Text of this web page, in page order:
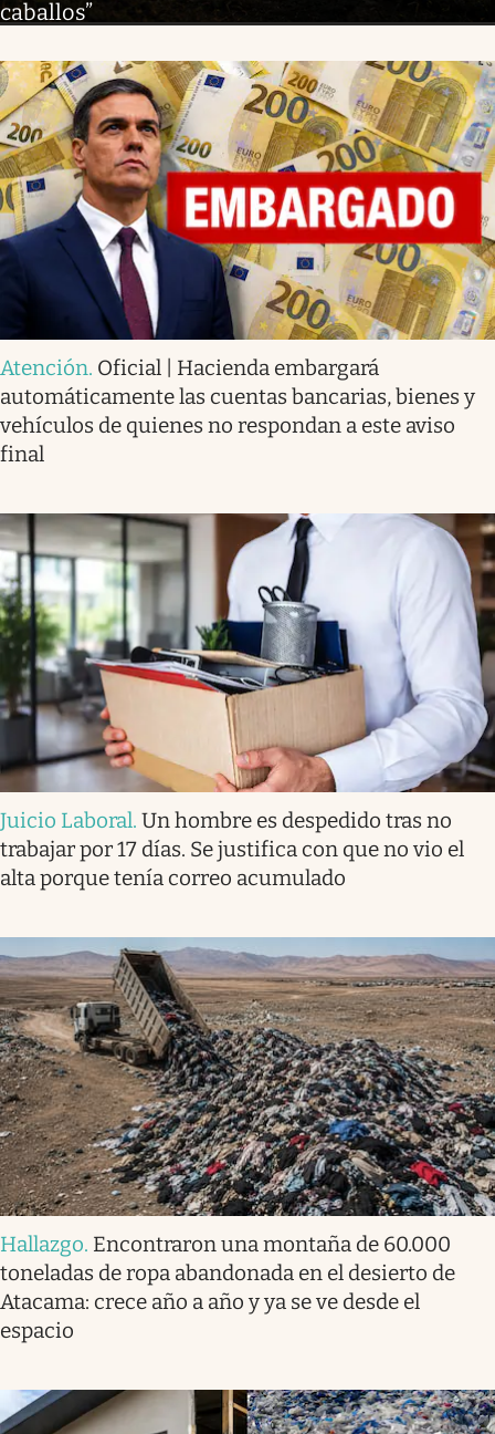
caballos”
Atención. Oficial | Hacienda embargará
automáticamente las cuentas bancarias, bienes y
vehículos de quienes no respondan a este aviso
final
Juicio Laboral. Un hombre es despedido tras no
trabajar por 17 días. Se justifica con que no vio el
alta porque tenía correo acumulado
Hallazgo. Encontraron una montaña de 60.000
toneladas de ropa abandonada en el desierto de
Atacama: crece año a año y ya se ve desde el
espacio